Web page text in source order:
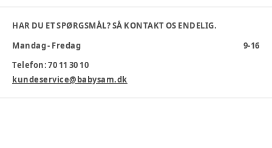
Certificering:OEKO-Tex
Farve:Blå
Køn:Unisex
Materiale
Materialesammensætning
Elastan
Producent:MP Denmark A/S, Bytoften 68, 7400 Herning,
HAR DU ET SPØRGSMÅL? SÅ KONTAKT OS ENDELIG.
Mandag - Fredag
9-16
Telefon: 70 11 30 10
kundeservice@babysam.dk